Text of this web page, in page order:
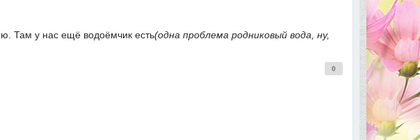
Там у нас ещё водоёмчик есть(одна проблема родниковый вода, ну,
0